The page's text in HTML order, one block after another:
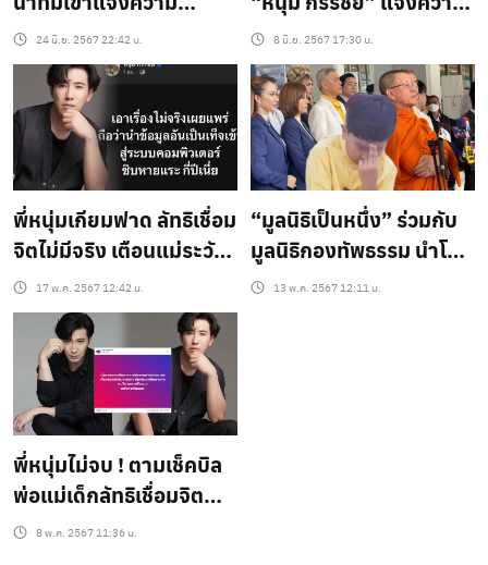
เด็ก8ขวบ – กลุ่มแอดมิน
และ ทนายธรรมราช ลัทธิ
เชื่อมจิต วันพรุ่งนี้
24 มิ.ย. 2567 22:42 น.
ดำเนินคดีเรียกค่าเสียหาย
30 ล้านบาท!
8 มิ.ย. 2567 17:30 น.
พี่หนุ่มเกียมฟาด ลัทธิเชื่อม
จิตไม่มีจริง เตือนแม่ระวัง
อาจเข้าซังเต !
17 พ.ค. 2567 12:42 น.
“มูลนิธิเป็นหนึ่ง” ร่วมกับ
มูลนิธิกองทัพธรรม นำโดย
“ทนายอนันต์ชัย ไชยเดช”
13 พ.ค. 2567 12:11 น.
พี่หนุ่มไม่จบ ! ตามเช็คบิล
พ่อแม่เด็กลัทธิเชื่อมจิต
หลังปิดจ๊อบด้วยดีกับ
8 พ.ค. 2567 11:36 น.